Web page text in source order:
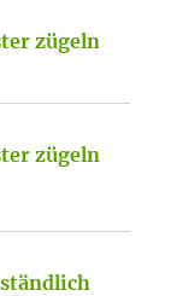
zügeln
zügeln